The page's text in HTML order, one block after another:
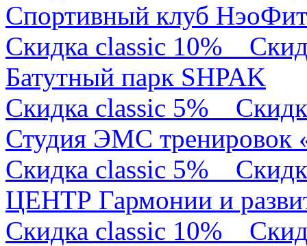
Спортивный клуб НэоФит
Скидка classic 10%
Батутный парк SHPAK
Скидка classic 5%
Студия ЭМС тренировок
Скидка classic 5%
ЦЕНТР Гармонии и
Скидка classic 10%